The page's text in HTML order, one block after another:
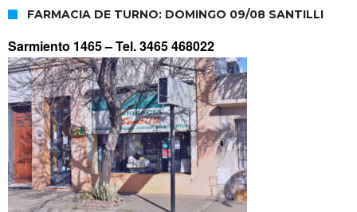
FARMACIA DE TURNO: DOMINGO 09/08 SANTILLI
Sarmiento 1465 –Tel. 3465 468022